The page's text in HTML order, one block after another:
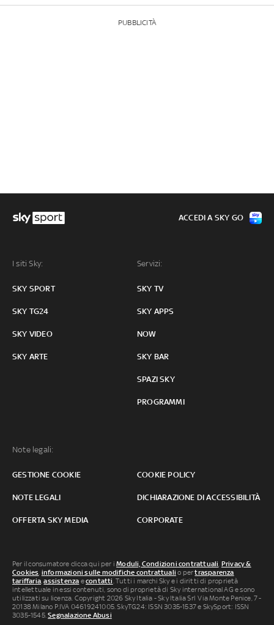
PUBBLICITÀ
I siti Sky:
SKY SPORT
SKY TG24
SKY VIDEO
SKY ARTE
Servizi:
SKY TV
SKY APPS
NOW
SKY BAR
SPAZI SKY
PROGRAMMI
Note legali:
GESTIONE COOKIE COOKIE POLICY
NOTE LEGALI DICHIARAZIONE DI ACCESSIBILITÀ
OFFERTA SKY MEDIA CORPORATE
ACCEDI A SKY GO
Per il consumatore clicca qui per iModuli, Condizioni contrattuali Privacy &
Cookies informazioni sulle modifiche contrattuali o pertrasparenza
tariffaria ,assistenza econtatti . Tutti i marchi Sky e i diritti di proprietà
intellettuale in essi contenuti, sono di proprietà di Sky international AG e sono
utilizzati su licenza. Copyright 2026 Sky Italia - Sky Italia Srl Via Monte Penice, 7 -
20138 Milano P.IVA 04619241005. SkyTG24: ISSN 3035-1537 e SkySport: ISSN
3035-1545.Segnalazione Abusi